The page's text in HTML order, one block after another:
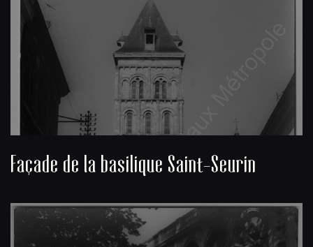
Façade de la basilique Saint-Seurin